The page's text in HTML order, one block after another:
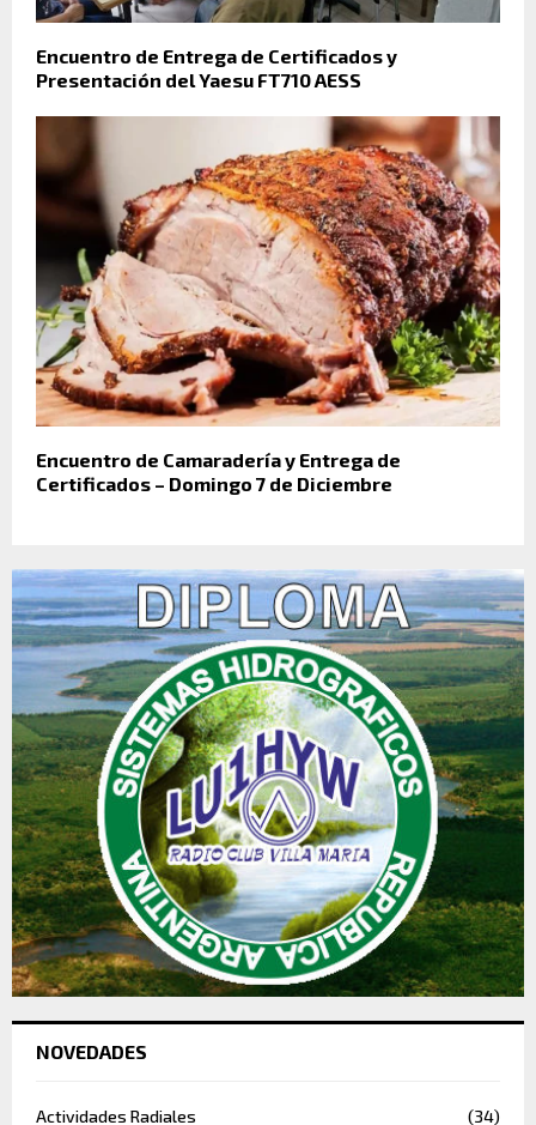
Encuentro de Entrega de Certificados y
Presentación del Yaesu FT710 AESS
Encuentro de Camaradería y Entrega de
Certificados – Domingo 7 de Diciembre
NOVEDADES
Actividades Radiales
(34)